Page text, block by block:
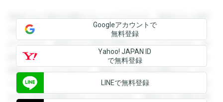
登録すると回答を閲覧することができます。登録すると回答
を閲覧することができます。登録すると回答を閲覧すること
ができます。登録すると回答を閲覧することができます。登
録すると回答を閲覧することができます。登録すると回答を
閲覧することができます。登録すると回答を閲覧することが
できます。登録すると回答を閲覧することができます。登録
すると回答を閲覧することができます。登録すると回答を閲
Googleアカウントで
無料登録
Yahoo! JAPAN ID
で無料登録
LINEで無料登録